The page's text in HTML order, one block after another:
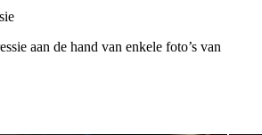
aan de hand van enkele foto’s van